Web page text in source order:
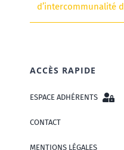
d’intercommunalité
ACCÈS RAPIDE
ESPACE ADHÉRENTS
CONTACT
MENTIONS LÉGALES